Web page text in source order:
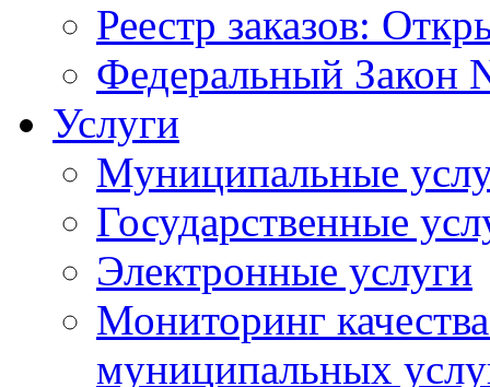
Реестр заказов:
Федеральный Закон
Услуги
Муниципальные
Государственные
Электронные услуги
Мониторинг
муниципальных